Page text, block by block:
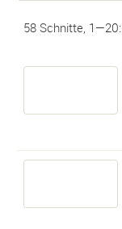
58 Schnitte, 1—20: